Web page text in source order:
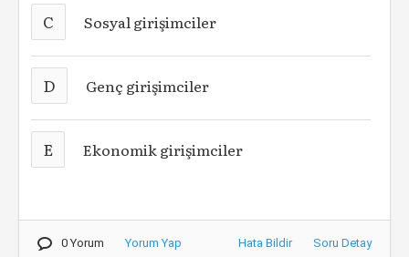
C Sosyal girişimciler
D Genç girişimciler
E Ekonomik girişimciler
0 Yorum Yorum Yap Hata Bildir Soru Detay